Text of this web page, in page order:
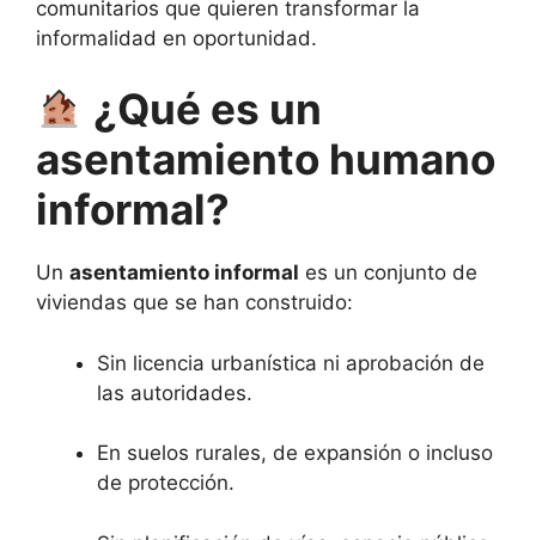
comunitarios que quieren transformar la
informalidad en oportunidad.
¿Qué es un
asentamiento humano
informal?
Un asentamiento informal es un conjunto de
viviendas que se han construido:
Sin licencia urbanística ni aprobación de
las autoridades.
En suelos rurales, de expansión o incluso
de protección.